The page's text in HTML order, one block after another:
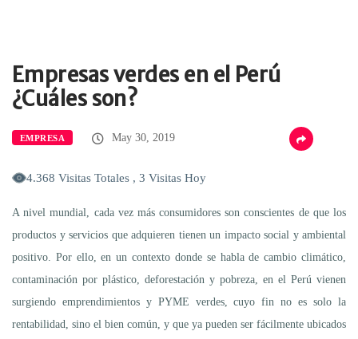
Empresas verdes en el Perú
¿Cuáles son?
EMPRESA May 30, 2019
4.368 Visitas Totales , 3 Visitas Hoy
A nivel mundial, cada vez más consumidores son conscientes de que los
productos y servicios que adquieren tienen un impacto social y ambiental
positivo. Por ello, en un contexto donde se habla de cambio climático,
contaminación por plástico, deforestación y pobreza, en el Perú vienen
surgiendo emprendimientos y PYME verdes, cuyo fin no es solo la
rentabilidad, sino el bien común, y que ya pueden ser fácilmente ubicados